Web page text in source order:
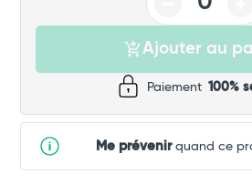
Ajouter au
Paiement 100%
Me prévenirquand ce